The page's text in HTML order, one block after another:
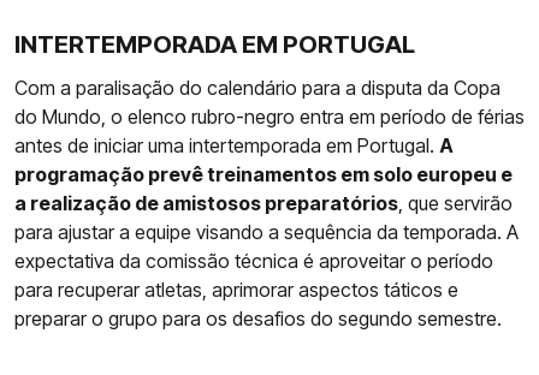
INTERTEMPORADA EM PORTUGAL
Com a paralisação do calendário para a disputa da Copa
do Mundo, o elenco rubro-negro entra em período de férias
antes de iniciar uma intertemporada em Portugal. A
programação prevê treinamentos em solo europeu e
a realização de amistosos preparatórios , que servirão
para ajustar a equipe visando a sequência da temporada. A
expectativa da comissão técnica é aproveitar o período
para recuperar atletas, aprimorar aspectos táticos e
preparar o grupo para os desafios do segundo semestre.